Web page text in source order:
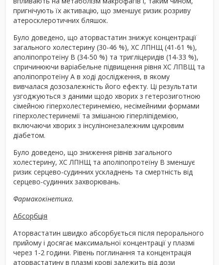
пригнічують їх активацію, що зменшує ризик розриву
атеросклеротичних бляшок.
Було доведено, що аторвастатин знижує концентрації
загального холестерину (30-46 %), ХС ЛПНЩ (41-61 %),
аполіпопротеїну B (34-50 %) та тригліцеридів (14-33 %),
спричинюючи варіабельне підвищення рівня ХС ЛПВЩ та
аполіпопротеїну А в ході дослідження, в якому
вивчалася дозозалежність його ефекту. Ці результати
узгоджуються з даними щодо хворих з гетерозиготною
сімейною гіперхолестеринемією, несімейними формами
гіперхолестеринемії та змішаною гіперліпідемією,
включаючи хворих з інсулінонезалежним цукровим
діабетом.
Було доведено, що зниження рівнів загального
холестерину, ХС ЛПНЩ та аполіпопротеїну B зменшує
ризик серцево-судинних ускладнень та смертність від
серцево-судинних захворювань.
Фармакокінетика.
Абсорбція
Аторвастатин швидко абсорбується після перорального
прийому і досягає максимальної концентрації у плазмі
через 1-2 години. Рівень поглинання та концентрація
аторвастатину в плазмі крові залежить від дози